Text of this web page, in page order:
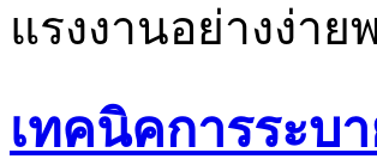
แรงงานอย่างง่า
เทคนิคการระบ